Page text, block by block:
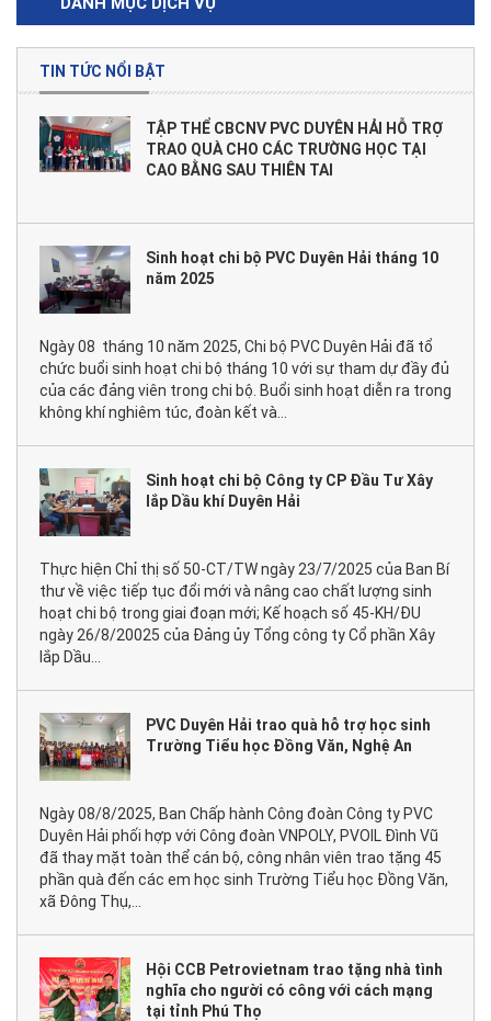
TIN TỨC NỔI BẬT
TẬP THỂ CBCNV PVC DUYÊN HẢI HỖ TRỢ
TRAO QUÀ CHO CÁC TRƯỜNG HỌC TẠI
CAO BẰNG SAU THIÊN TAI
Sinh hoạt chi bộ PVC Duyên Hải tháng 10
năm 2025
Ngày 08 tháng 10 năm 2025, Chi bộ PVC Duyên Hải đã tổ
chức buổi sinh hoạt chi bộ tháng 10 với sự tham dự đầy đủ
của các đảng viên trong chi bộ. Buổi sinh hoạt diễn ra trong
không khí nghiêm túc, đoàn kết và...
Sinh hoạt chi bộ Công ty CP Đầu Tư Xây
lắp Dầu khí Duyên Hải
Thực hiện Chỉ thị số 50-CT/TW ngày 23/7/2025 của Ban Bí
thư về việc tiếp tục đổi mới và nâng cao chất lượng sinh
hoạt chi bộ trong giai đoạn mới; Kế hoạch số 45-KH/ĐU
ngày 26/8/20025 của Đảng ủy Tổng công ty Cổ phần Xây
lắp Dầu...
PVC Duyên Hải trao quà hỗ trợ học sinh
Trường Tiểu học Đồng Văn, Nghệ An
Ngày 08/8/2025, Ban Chấp hành Công đoàn Công ty PVC
Duyên Hải phối hợp với Công đoàn VNPOLY, PVOIL Đình Vũ
đã thay mặt toàn thể cán bộ, công nhân viên trao tặng 45
phần quà đến các em học sinh Trường Tiểu học Đồng Văn,
xã Đông Thụ,...
Hội CCB Petrovietnam trao tặng nhà tình
nghĩa cho người có công với cách mạng
tại tỉnh Phú Thọ